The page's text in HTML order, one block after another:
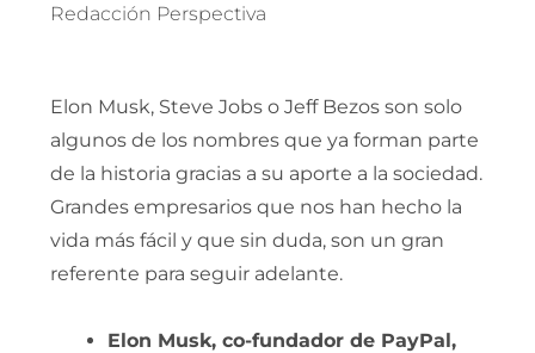
Redacción Perspectiva
Elon Musk, Steve Jobs o Jeff Bezos son solo
algunos de los nombres que ya forman parte
de la historia gracias a su aporte a la sociedad.
Grandes empresarios que nos han hecho la
vida más fácil y que sin duda, son un gran
referente para seguir adelante.
Elon Musk, co-fundador de PayPal,